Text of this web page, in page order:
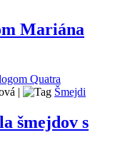
Mariána
| Šmejdi
šmejdov s